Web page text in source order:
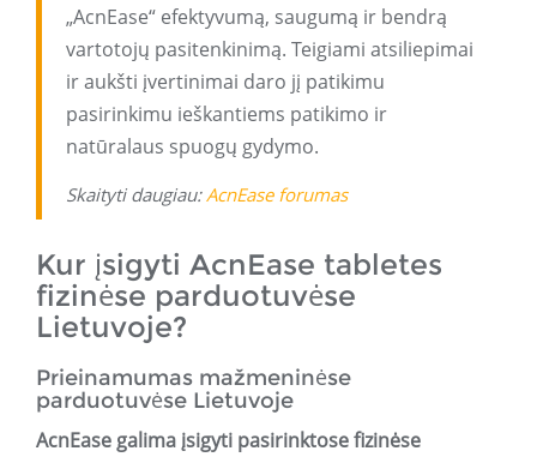
„AcnEase“ efektyvumą, saugumą ir bendrą
vartotojų pasitenkinimą. Teigiami atsiliepimai
ir aukšti įvertinimai daro jį patikimu
pasirinkimu ieškantiems patikimo ir
natūralaus spuogų gydymo.
Skaityti daugiau:AcnEase forumas
Kur įsigyti AcnEase tabletes
fizinėse parduotuvėse
Lietuvoje?
Prieinamumas mažmeninėse
parduotuvėse Lietuvoje
AcnEase galima įsigyti pasirinktose fizinėse